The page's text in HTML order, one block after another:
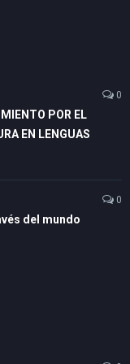
0
POR EL
EN LENGUAS
0
del mundo